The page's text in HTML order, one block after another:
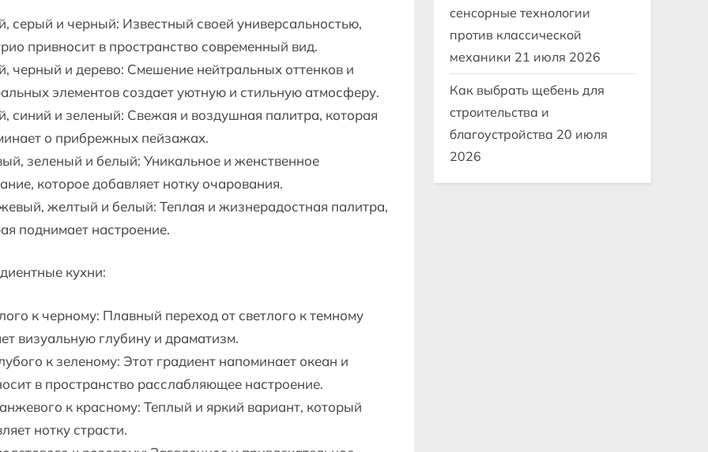
серый и черный: Известный своей универсальностью,
привносит в пространство современный вид.
черный и дерево: Смешение нейтральных оттенков и
элементов создает уютную и стильную атмосферу.
синий и зеленый: Свежая и воздушная палитра, которая
о прибрежных пейзажах.
зеленый и белый: Уникальное и женственное
которое добавляет нотку очарования.
желтый и белый: Теплая и жизнерадостная палитра,
поднимает настроение.
кухни:
к черному: Плавный переход от светлого к темному
визуальную глубину и драматизм.
к зеленому: Этот градиент напоминает океан и
в пространство расслабляющее настроение.
к красному: Теплый и яркий вариант, который
нотку страсти.
сенсорные технологии
против классической
механики 21 июля 2026
Как выбрать щебень для
строительства и
благоустройства 20 июля
2026